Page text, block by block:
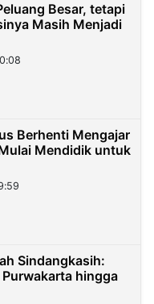
Besar, tetapi
Masih Menjadi
Berhenti Mengajar
Mendidik untuk
Sindangkasih:
hingga